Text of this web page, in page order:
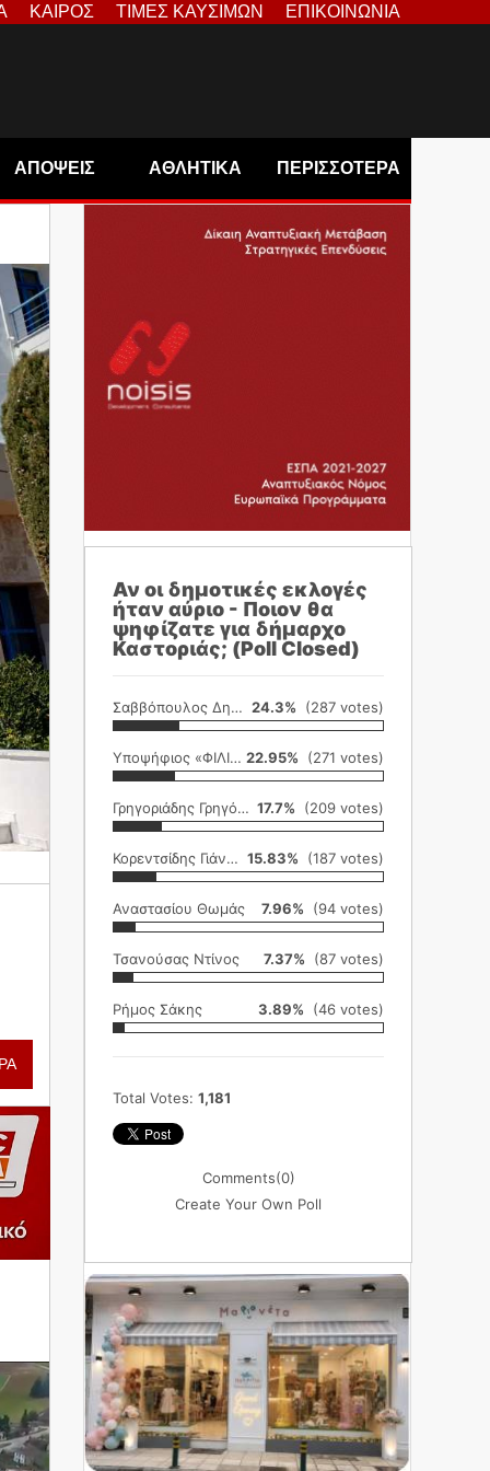
ΚΑΙΡΟΣ ΤΙΜΕΣ ΚΑΥΣΙΜΩΝ ΕΠΙΚΟΙΝΩΝΙΑ
ΑΠΟΨΕΙΣ ΑΘΛΗΤΙΚΑ ΠΕΡΙΣΣΟΤΕΡΑ
Αν οι δημοτικές εκλογές
ήταν αύριο - Ποιον θα
ψηφίζατε για δήμαρχο
Καστοριάς; (Poll Closed)
Σαββόπουλος Δημήτρης 24.3% (287 votes)
Υποψήφιος «ΦΙΛΙΚΗ ΕΤΑΙΡΕΙΑ» 22.95% (271 votes)
Γρηγοριάδης Γρηγόρης 17.7% (209 votes)
Κορεντσίδης Γιάννης 15.83% (187 votes)
Αναστασίου Θωμάς 7.96% (94 votes)
Τσανούσας Ντίνος 7.37% (87 votes)
Ρήμος Σάκης 3.89% (46 votes)
Total Votes: 1,181
Comments(0)
Create Your Own Poll